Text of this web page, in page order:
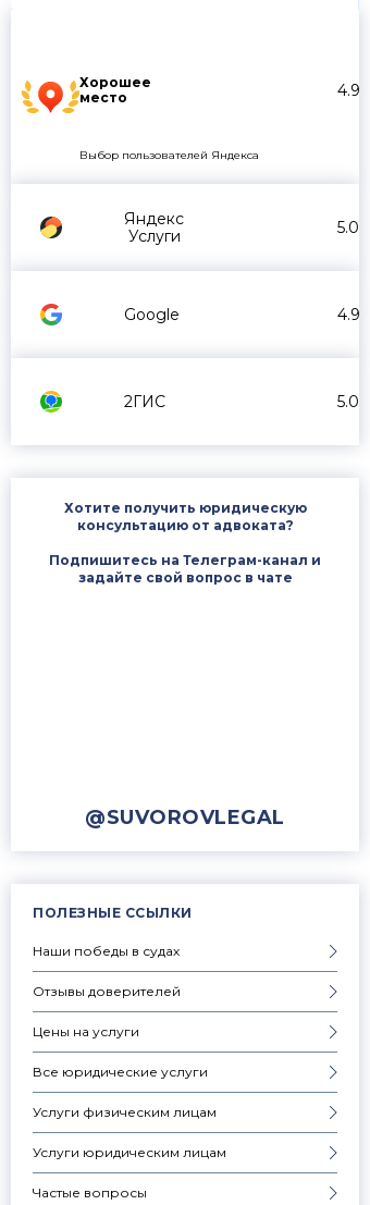
Хорошее
место
4.9
Выбор пользователей Яндекса
Яндекс
Услуги
5.0
Google 4.9
2ГИС 5.0
Хотите получить юридическую
консультацию от адвоката?
Подпишитесь на Телеграм-канал и
задайте свой вопрос в чате
@SUVOROVLEGAL
ПОЛЕЗНЫЕ ССЫЛКИ
Наши победы в судах
Отзывы доверителей
Цены на услуги
Все юридические услуги
Услуги физическим лицам
Услуги юридическим лицам
Частые вопросы